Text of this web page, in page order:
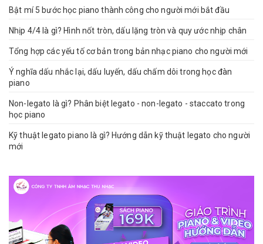
Bật mí 5 bước học piano thành công cho người mới bắt đầu
Nhịp 4/4 là gì? Hình nốt tròn, dấu lặng tròn và quy ước nhịp chân
Tổng hợp các yếu tố cơ bản trong bản nhạc piano cho người mới
Ý nghĩa dấu nhắc lại, dấu luyến, dấu chấm dôi trong học đàn
piano
Non-legato là gì? Phân biệt legato - non-legato - staccato trong
học piano
Kỹ thuật legato piano là gì? Hướng dẫn kỹ thuật legato cho người
mới